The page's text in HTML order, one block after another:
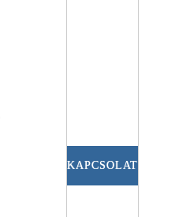
KAPCSOLAT